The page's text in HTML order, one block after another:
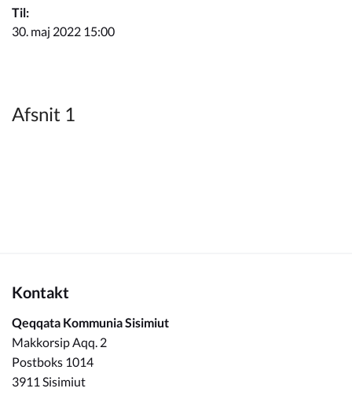
Selvbetjening
Til:
30. maj 2022 15:00
Afsnit 1
Kontakt
Qeqqata Kommunia Sisimiut
Makkorsip Aqq. 2
Postboks 1014
3911 Sisimiut